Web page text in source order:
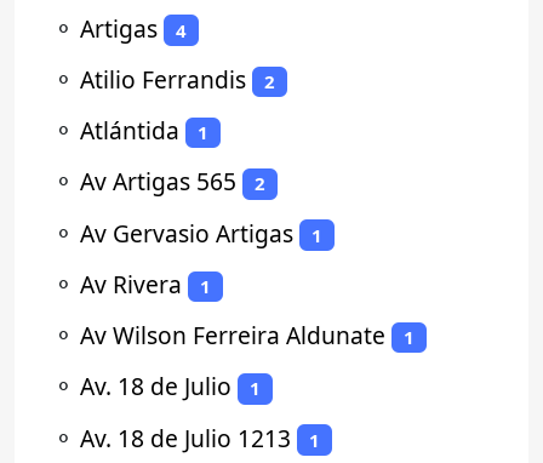
⚬ Artigas 4
⚬ Atilio Ferrandis 2
⚬ Atlántida 1
⚬ Av Artigas 565 2
⚬ Av Gervasio Artigas 1
⚬ Av Rivera 1
⚬ Av Wilson Ferreira Aldunate 1
⚬ Av. 18 de Julio 1
⚬ Av. 18 de Julio 1213 1